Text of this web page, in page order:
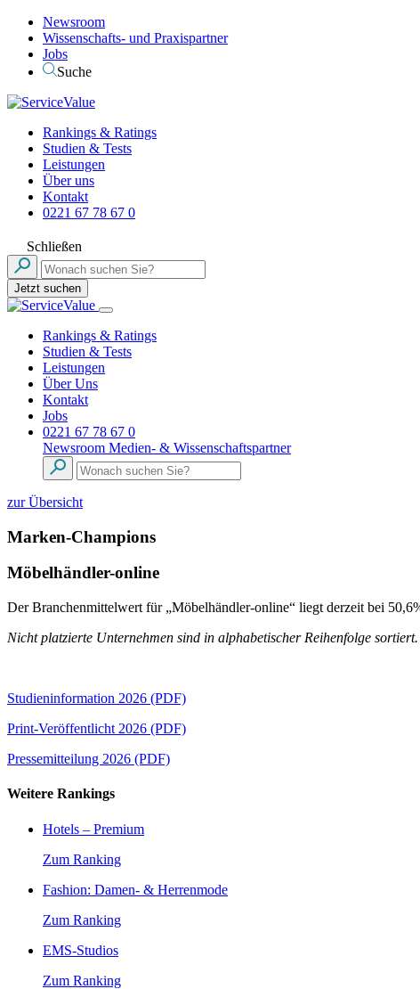
Newsroom
Wissenschafts- und Praxispartner
Jobs
Suche
Rankings & Ratings
Studien & Tests
Leistungen
Über uns
Kontakt
0221 67 78 67 0
Schließen
Jetzt suchen
Rankings & Ratings
Studien & Tests
Leistungen
Über Uns
Kontakt
Jobs
0221 67 78 67 0
Newsroom Medien- & Wissenschaftspartner
zur Übersicht
Marken-Champions
Möbelhändler-online
Der Branchenmittelwert für „Möbelhändler-online“ liegt derzeit bei
Nicht platzierte Unternehmen sind in alphabetischer Reihenfolge sortiert.
Studieninformation 2026 (PDF)
Print-Veröffentlicht 2026 (PDF)
Pressemitteilung 2026 (PDF)
Weitere Rankings
Hotels – Premium
Zum Ranking
Fashion: Damen- & Herrenmode
Zum Ranking
EMS-Studios
Zum Ranking